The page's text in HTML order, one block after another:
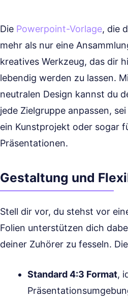
Die Powerpoint-Vorlage, die
mehr als nur eine
kreatives Werkzeug, das dir
lebendig werden zu lassen.
neutralen Design kannst du
jede Zielgruppe anpassen,
ein Kunstprojekt oder sogar
Präsentationen.
Gestaltung und
Stell dir vor, du stehst vor
Folien unterstützen dich
deiner Zuhörer zu fesseln.
Standard 4:3 Format,